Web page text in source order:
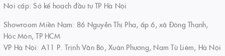
Nơi cấp: Sở kế hoạch đầu tư TP Hà Nội
Showroom Miền Nam: 86 Nguyễn Thị Pha, ấp 6, xã Đông Thạnh,
Hóc Môn, TP HCM
VP Hà Nội: A11 P. Trịnh Văn Bô, Xuân Phương, Nam Từ Liêm, Hà Nội